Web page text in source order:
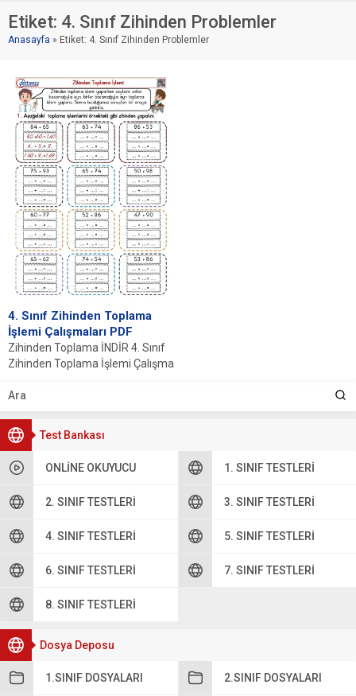
Test Bankası
ONLINE OKUYUCU 1. SINIF TESTLERI
2. SINIF TESTLERI 3. SINIF TESTLERI
4. SINIF TESTLERI 5. SINIF TESTLERI
6. SINIF TESTLERI 7. SINIF TESTLERI
8. SINIF TESTLERI
Dosya Deposu
1.SINIF DOSYALARI 2.SINIF DOSYALARI
Etiket: 4. Sınıf Zihinden Problemler
Anasayfa » Etiket: 4. Sınıf Zihinden Problemler
4. Sınıf Zihinden Toplama
İşlemi Çalışmaları PDF
Zihinden Toplama İNDİR 4. Sınıf
Zihinden Toplama İşlemi Çalışma
işlemi...